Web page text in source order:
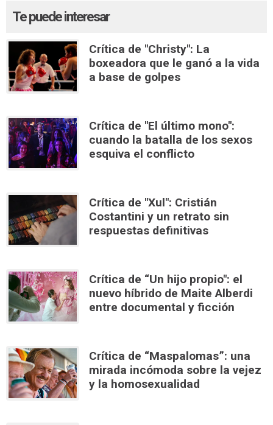
Te puede interesar
Crítica de "Christy": La
boxeadora que le ganó a la vida
a base de golpes
Crítica de "El último mono":
cuando la batalla de los sexos
esquiva el conflicto
Crítica de "Xul": Cristián
Costantini y un retrato sin
respuestas definitivas
Crítica de “Un hijo propio": el
nuevo híbrido de Maite Alberdi
entre documental y ficción
Crítica de “Maspalomas”: una
mirada incómoda sobre la vejez
y la homosexualidad